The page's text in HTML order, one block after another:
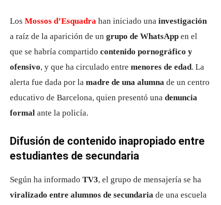
Los Mossos d’Esquadra han iniciado una investigación
a raíz de la aparición de un grupo de WhatsApp en el
que se habría compartido contenido pornográfico y
ofensivo, y que ha circulado entre menores de edad. La
alerta fue dada por la madre de una alumna de un centro
educativo de Barcelona, quien presentó una denuncia
formal ante la policía.
Difusión de contenido inapropiado entre
estudiantes de secundaria
Según ha informado TV3, el grupo de mensajería se ha
viralizado entre alumnos de secundaria de una escuela